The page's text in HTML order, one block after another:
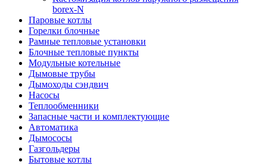
borex-N
Паровые котлы
Горелки блочные
Рамные тепловые установки
Блочные тепловые пункты
Модульные котельные
Дымовые трубы
Дымоходы сэндвич
Насосы
Теплообменники
Запасные части и комплектующие
Автоматика
Дымососы
Газгольдеры
Бытовые котлы